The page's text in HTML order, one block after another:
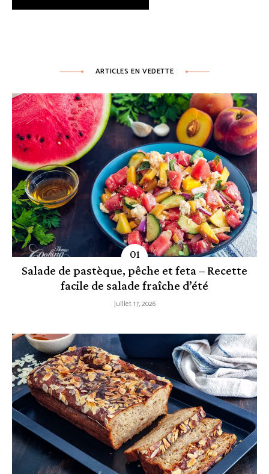
ARTICLES EN VEDETTE
Salade de pastèque, pêche et feta – Recette
facile de salade fraîche d’été
juillet 17, 2026